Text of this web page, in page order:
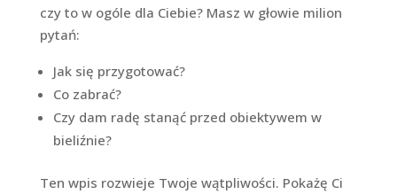
czy to w ogóle dla Ciebie? Masz w głowie milion
pytań:
Jak się przygotować?
Co zabrać?
Czy dam radę stanąć przed obiektywem w
bieliźnie?
Ten wpis rozwieje Twoje wątpliwości. Pokażę Ci